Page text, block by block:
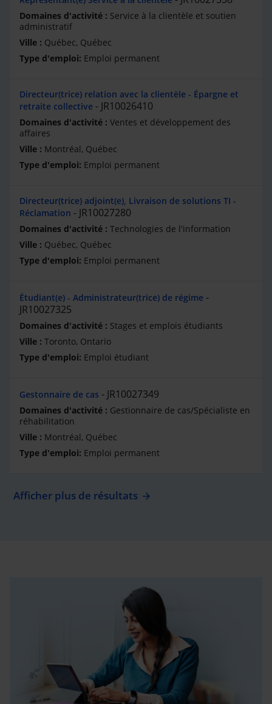
Service à la clientèle et soutien
administratif
Québec, Québec
Emploi permanent
Directeur(trice) relation avec la clientèle - Épargne et
retraite collective
JR10026410
Ventes et développement des
affaires
Montréal, Québec
Emploi permanent
Directeur(trice) adjoint(e), Livraison de solutions TI -
Réclamation
JR10027280
Technologies de l'information
Québec, Québec
Emploi permanent
Étudiant(e) - Administrateur(trice) de régime
JR10027325
Stages et emplois étudiants
Toronto, Ontario
Emploi étudiant
Gestonnaire de cas JR10027349
Gestionnaire de cas/Spécialiste en
réhabilitation
Montréal, Québec
Emploi permanent
Afficher plus de résultats